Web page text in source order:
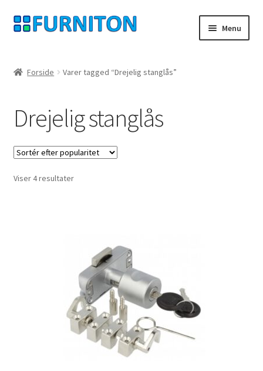
Spring
til
Spring
til
Menu
privatliv
fortrydelsesret
Kontakt
Forside Varer tagged “Drejelig stanglås”
Drejelig stanglås
Viser 4 resultaterSorteret